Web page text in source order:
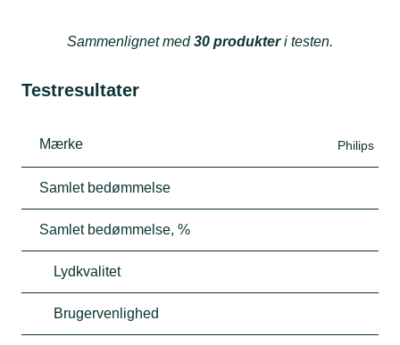
Sammenlignet med30 produkteri testen.
Testresultater
Mærke Philips
Samlet bedømmelse
Samlet bedømmelse, %
Lydkvalitet
Brugervenlighed